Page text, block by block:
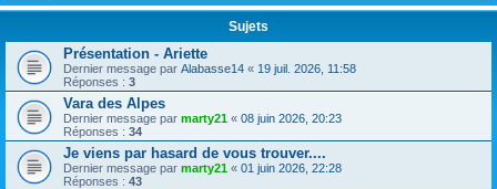
Sujets
Présentation - Ariette
Dernier message par Alabasse14 « 19 juil. 2026, 11:58
Réponses : 3
Vara des Alpes
Dernier message par marty21 « 08 juin 2026, 20:23
Réponses : 34
Je viens par hasard de vous trouver....
Dernier message par marty21 « 01 juin 2026, 22:28
Réponses : 43